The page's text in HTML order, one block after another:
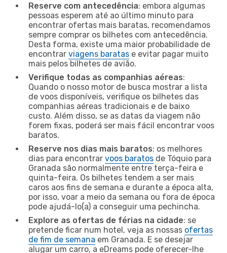
Reserve com antecedência: embora algumas
pessoas esperem até ao último minuto para
encontrar ofertas mais baratas, recomendamos
sempre comprar os bilhetes com antecedência.
Desta forma, existe uma maior probabilidade de
encontrar viagens baratas e evitar pagar muito
mais pelos bilhetes de avião.
Verifique todas as companhias aéreas:
Quando o nosso motor de busca mostrar a lista
de voos disponíveis, verifique os bilhetes das
companhias aéreas tradicionais e de baixo
custo. Além disso, se as datas da viagem não
forem fixas, poderá ser mais fácil encontrar voos
baratos.
Reserve nos dias mais baratos: os melhores
dias para encontrar voos baratos de Tóquio para
Granada são normalmente entre terça-feira e
quinta-feira. Os bilhetes tendem a ser mais
caros aos fins de semana e durante a época alta,
por isso, voar a meio da semana ou fora de época
pode ajudá-lo(a) a conseguir uma pechincha.
Explore as ofertas de férias na cidade: se
pretende ficar num hotel, veja as nossas ofertas
de fim de semana em Granada. E se desejar
alugar um carro, a eDreams pode oferecer-lhe